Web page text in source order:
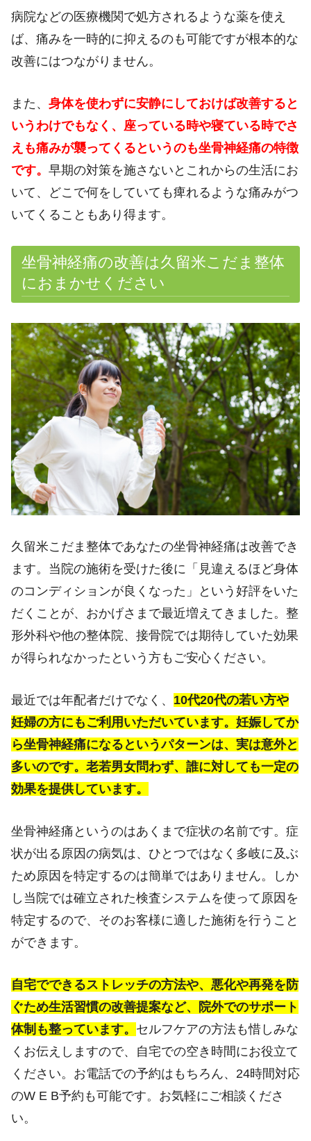
病院などの医療機関で処方されるような薬を使え
ば、痛みを一時的に抑えるのも可能ですが根本的な
改善にはつながりません。
また、 身体を使わずに安静にしておけば改善すると
いうわけでもなく、座っている時や寝ている時でさ
えも痛みが襲ってくるというのも坐骨神経痛の特徴
です。 早期の対策を施さないとこれからの生活にお
いて、どこで何をしていても痺れるような痛みがつ
いてくることもあり得ます。
坐骨神経痛の改善は久留米こだま整体
におまかせください
久留米こだま整体であなたの坐骨神経痛は改善でき
ます。当院の施術を受けた後に「見違えるほど身体
のコンディションが良くなった」という好評をいた
だくことが、おかげさまで最近増えてきました。整
形外科や他の整体院、接骨院では期待していた効果
が得られなかったという方もご安心ください。
最近では年配者だけでなく、 10代20代の若い方や
妊婦の方にもご利用いただいています。妊娠してか
ら坐骨神経痛になるというパターンは、実は意外と
多いのです。老若男女問わず、誰に対しても一定の
効果を提供しています。
坐骨神経痛というのはあくまで症状の名前です。症
状が出る原因の病気は、ひとつではなく多岐に及ぶ
ため原因を特定するのは簡単ではありません。しか
し当院では確立された検査システムを使って原因を
特定するので、そのお客様に適した施術を行うこと
ができます。
自宅でできるストレッチの方法や、悪化や再発を防
ぐため生活習慣の改善提案など、院外でのサポート
体制も整っています。 セルフケアの方法も惜しみな
くお伝えしますので、自宅での空き時間にお役立て
ください。お電話での予約はもちろん、24時間対応
のW E B予約も可能です。お気軽にご相談くださ
い。